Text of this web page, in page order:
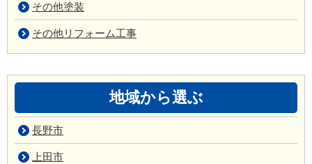
その他塗装
その他リフォーム工事
地域から選ぶ
長野市
上田市